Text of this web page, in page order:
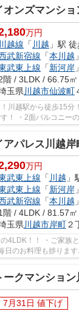
ンズマンション
万円
川越線 「 川越 」駅
武新宿線 「本川越
武東上線 「新河岸
階 / 3LDK / 66.75㎡
玉県 川越市仙波町
ら徒歩15分！ ・南西×北西の
！ ・2面バルコニー
充実！小学校も近くお子様の通学も安心！ 経...
アパレス川越岸
万円
武東上線 「 川越 」
武東上線 「新河岸
武新宿線 「本川越
階 / 4LDK / 81.57㎡
玉県川越市岸町２
4LDK！！ ・ご家族
日のお料理も捗りま
ークマンション
7月31日 値下げ